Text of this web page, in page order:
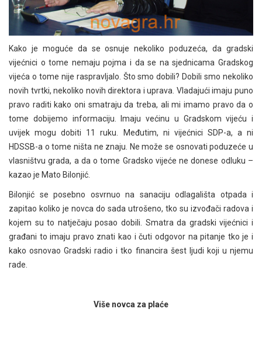
Kako je moguće da se osnuje nekoliko poduzeća, da gradski
vijećnici o tome nemaju pojma i da se na sjednicama Gradskog
vijeća o tome nije raspravljalo. Što smo dobili? Dobili smo nekoliko
novih tvrtki, nekoliko novih direktora i uprava. Vladajući imaju puno
pravo raditi kako oni smatraju da treba, ali mi imamo pravo da o
tome dobijemo informaciju. Imaju većinu u Gradskom vijeću i
uvijek mogu dobiti 11 ruku. Međutim, ni vijećnici SDP-a, a ni
HDSSB-a o tome ništa ne znaju. Ne može se osnovati poduzeće u
vlasništvu grada, a da o tome Gradsko vijeće ne donese odluku –
kazao je Mato Bilonjić.
Bilonjić se posebno osvrnuo na sanaciju odlagališta otpada i
zapitao koliko je novca do sada utrošeno, tko su izvođači radova i
kojem su to natječaju posao dobili. Smatra da gradski vijećnici i
građani to imaju pravo znati kao i čuti odgovor na pitanje tko je i
kako osnovao Gradski radio i tko financira šest ljudi koji u njemu
rade.
Više novca za plaće